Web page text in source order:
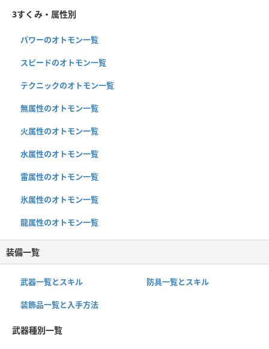
3すくみ・属性別
パワーのオトモン一覧
スピードのオトモン一覧
テクニックのオトモン一覧
無属性のオトモン一覧
火属性のオトモン一覧
水属性のオトモン一覧
雷属性のオトモン一覧
氷属性のオトモン一覧
龍属性のオトモン一覧
装備一覧
武器一覧とスキル 防具一覧とスキル
装飾品一覧と入手方法
武器種別一覧